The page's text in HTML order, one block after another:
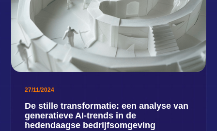
27/11/2024
De stille transformatie: een analyse van
generatieve AI-trends in de
hedendaagse bedrijfsomgeving